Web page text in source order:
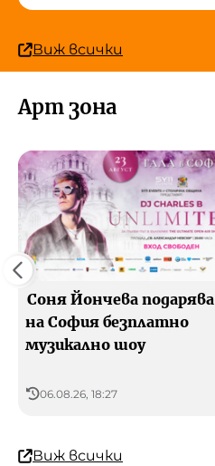
Виж всички
Арт зона
Соня Йончева подарява
на София безплатно
музикално шоу
06.08.26, 18:27
Виж всички